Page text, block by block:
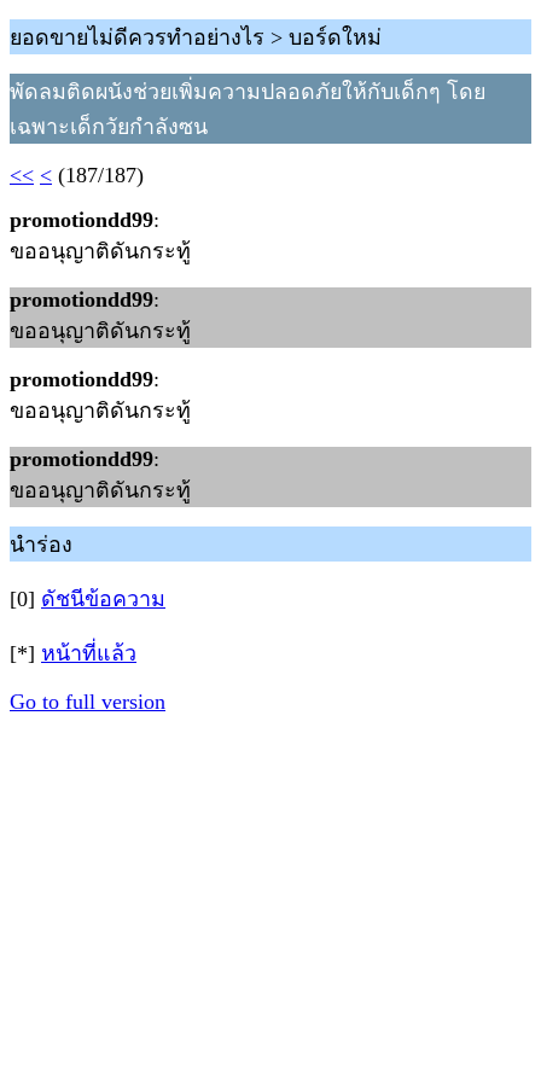
ยอดขายไม่ดีควรทำอย่างไร > บอร์ดใหม่
พัดลมติดผนังช่วยเพิ่มความปลอดภัยให้กับเด็กๆ โดย
เฉพาะเด็กวัยกำลังซน
<< < (187/187)
promotiondd99:
ขออนุญาติดันกระทู้
promotiondd99:
ขออนุญาติดันกระทู้
promotiondd99:
ขออนุญาติดันกระทู้
promotiondd99:
ขออนุญาติดันกระทู้
นำร่อง
[0] ดัชนีข้อความ
[*] หน้าที่แล้ว
Go to full version